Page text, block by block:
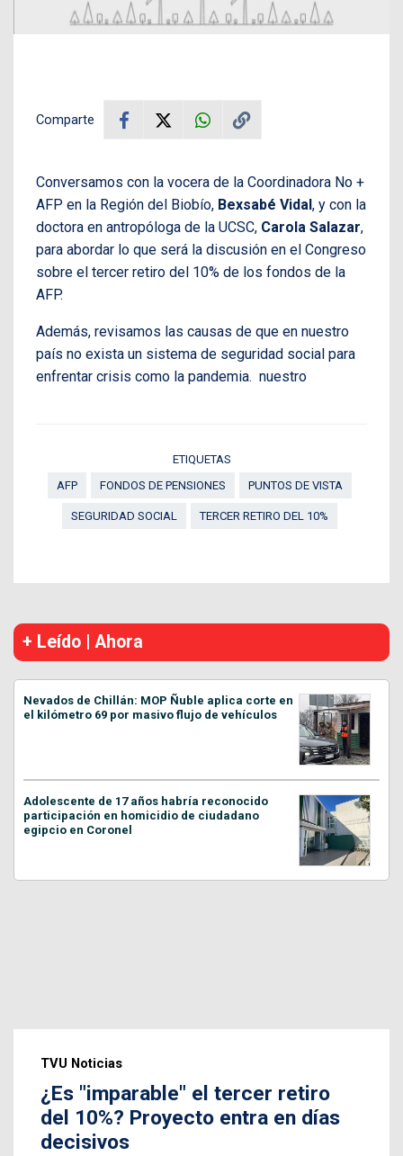
Comparte
Conversamos con la vocera de la Coordinadora No +
AFP en la Región del Biobío, Bexsabé Vidal, y con la
doctora en antropóloga de la UCSC, Carola Salazar,
para abordar lo que será la discusión en el Congreso
sobre el tercer retiro del 10% de los fondos de la
AFP.
Además, revisamos las causas de que en nuestro
país no exista un sistema de seguridad social para
enfrentar crisis como la pandemia. nuestro
ETIQUETAS
AFP
FONDOS DE PENSIONES PUNTOS DE VISTA
SEGURIDAD SOCIAL TERCER RETIRO DEL 10%
+ Leído | Ahora
Nevados de Chillán: MOP Ñuble aplica corte en
el kilómetro 69 por masivo flujo de vehículos
Adolescente de 17 años habría reconocido
participación en homicidio de ciudadano
egipcio en Coronel
TVU Noticias
¿Es "imparable" el tercer retiro
del 10%? Proyecto entra en días
decisivos